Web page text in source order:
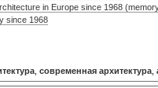
in Europe since 1968
since 1968
современная архитектура